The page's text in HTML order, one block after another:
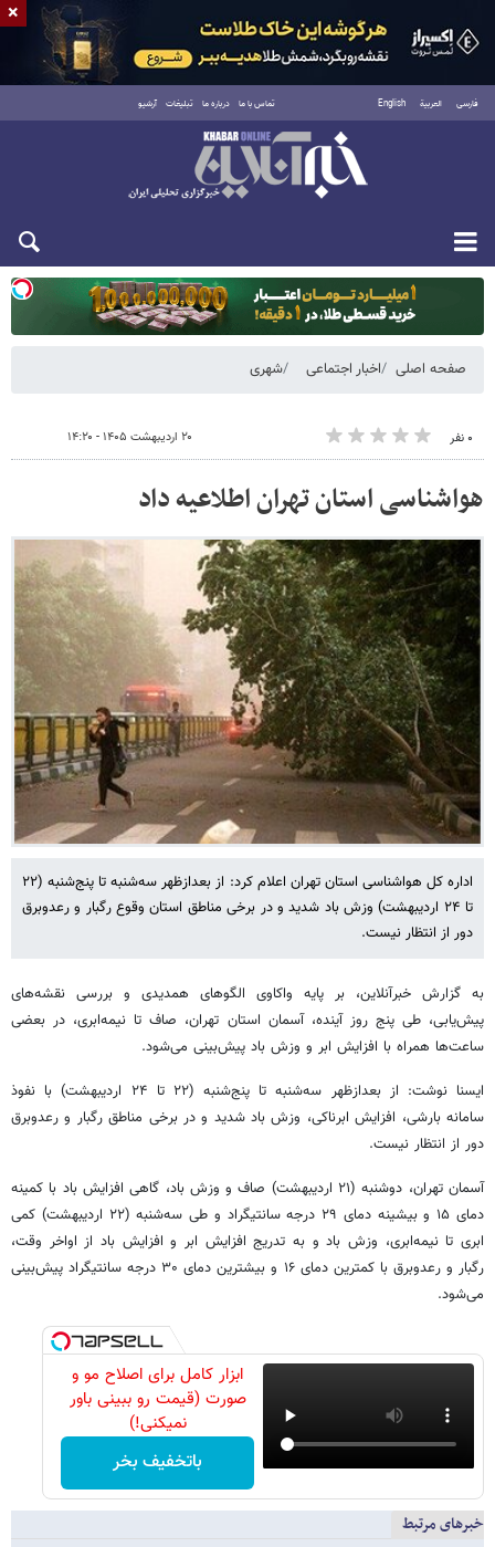
فارسی العربية English تماس با ما درباره ما تبلیغات آرشیو
دوشنبه ۱۹ مرداد ۱۴۰۵
صفحه اصلی اخبار اجتماعی شهری
۰ نفر ۲۰ اردیبهشت ۱۴۰۵ - ۱۴:۲۰
هواشناسی استان تهران اطلاعیه داد
اداره کل هواشناسی استان تهران اعلام کرد: از بعدازظهر سه‌شنبه تا پنج‌شنبه (۲۲
تا ۲۴ اردیبهشت) وزش باد شدید و در برخی مناطق استان وقوع رگبار و رعدوبرق
دور از انتظار نیست.
به گزارش خبرآنلاین، بر پایه واکاوی الگوهای همدیدی و بررسی نقشه‌های
پیش‌یابی، طی پنج روز آینده، آسمان استان تهران، صاف تا نیمه‌ابری، در بعضی
ساعت‌ها همراه با افزایش ابر و وزش باد پیش‌بینی می‌شود.
ایسنا نوشت: از بعدازظهر سه‌شنبه تا پنج‌شنبه (۲۲ تا ۲۴ اردیبهشت) با نفوذ
سامانه بارشی، افزایش ابرناکی، وزش باد شدید و در برخی مناطق رگبار و رعدوبرق
دور از انتظار نیست.
آسمان تهران، دوشنبه (۲۱ اردیبهشت) صاف و وزش باد، گاهی افزایش باد با کمینه
دمای ۱۵ و بیشینه دمای ۲۹ درجه سانتیگراد و طی سه‌شنبه (۲۲ اردیبهشت) کمی
ابری تا نیمه‌ابری، وزش باد و به تدریج افزایش ابر و افزایش باد از اواخر وقت،
رگبار و رعدوبرق با کمترین دمای ۱۶ و بیشترین دمای ۳۰ درجه سانتیگراد پیش‌بینی
می‌شود.
ابزار کامل برای اصلاح مو و
صورت (قیمت رو ببینی باور
نمیکنی!)
باتخفیف بخر
خبرهای مرتبط
×